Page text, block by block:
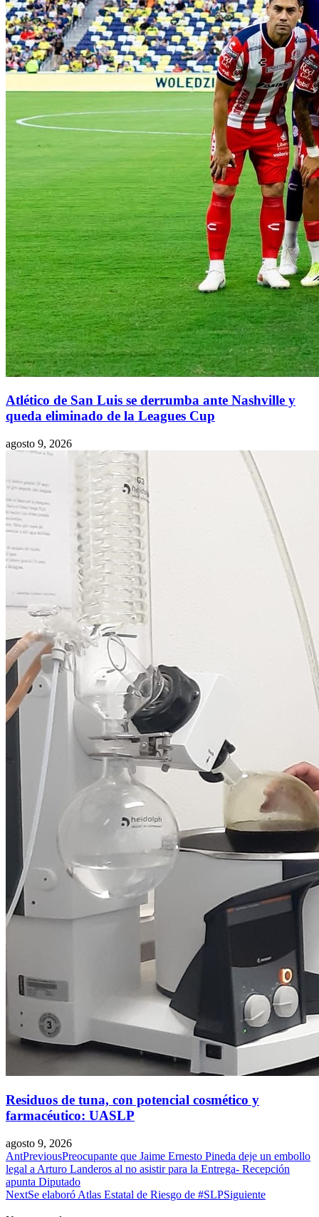
Atlético de San Luis se derrumba ante Nashville y
queda eliminado de la Leagues Cup
agosto 9, 2026
Residuos de tuna, con potencial cosmético y
farmacéutico: UASLP
agosto 9, 2026
AntPreviousPreocupante que Jaime Ernesto Pineda deje un embollo
legal a Arturo Landeros al no asistir para la Entrega- Recepción
apunta Diputado
NextSe elaboró Atlas Estatal de Riesgo de #SLPSiguiente